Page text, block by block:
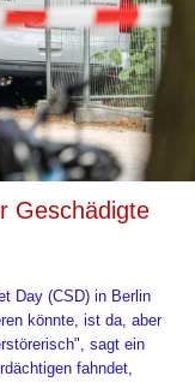
Geschädigte
Day (CSD) in Berlin
könnte, ist da, aber
sagt ein
fahndet,